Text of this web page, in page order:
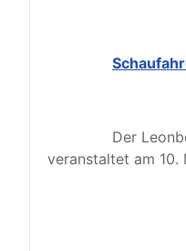
Der
veranstaltet am 10.